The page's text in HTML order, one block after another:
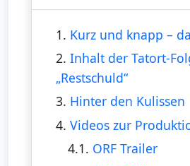
1. Kurz und knapp –
2. Inhalt der Tatort-
„Restschuld“
3. Hinter den Kulissen
4. Videos zur
4.1. ORF Trailer